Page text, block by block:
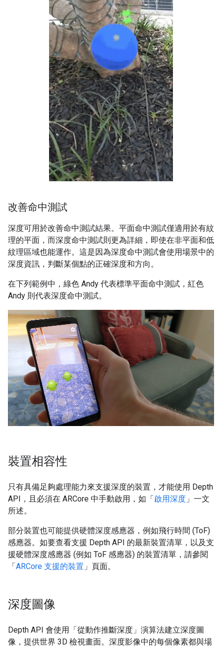
改善命中測試
深度可用於改善命中測試結果。平面命中測試僅適用於有紋
理的平面，而深度命中測試則更為詳細，即使在非平面和低
紋理區域也能運作。這是因為深度命中測試會使用場景中的
深度資訊，判斷某個點的正確深度和方向。
在下列範例中，綠色 Andy 代表標準平面命中測試，紅色
Andy 則代表深度命中測試。
裝置相容性
只有具備足夠處理能力來支援深度的裝置，才能使用 Depth
API，且必須在 ARCore 中手動啟用，如「啟用深度 」一文
所述。
部分裝置也可能提供硬體深度感應器，例如飛行時間 (ToF)
感應器。如要查看支援 Depth API 的最新裝置清單，以及支
援硬體深度感應器 (例如 ToF 感應器) 的裝置清單，請參閱
「ARCore 支援的裝置 」頁面。
深度圖像
Depth API 會使用「從動作推斷深度」演算法建立深度圖
像，提供世界 3D 檢視畫面。深度影像中的每個像素都與場